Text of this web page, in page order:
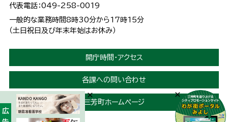
代表電話：049-258-0019
一般的な業務時間8時30分から17時15分
（土日祝日及び年末年始はお休み）
開庁時間・アクセス
各課への問い合わせ
三芳町ホームページ